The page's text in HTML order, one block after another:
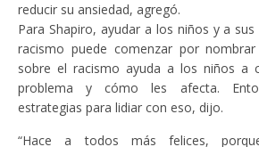
reducir su ansiedad, agregó.
Para Shapiro, ayudar a los niños y a
racismo puede comenzar por
sobre el racismo ayuda a los niños a
problema y cómo les afecta.
estrategias para lidiar con eso, dijo.
“Hace a todos más felices,